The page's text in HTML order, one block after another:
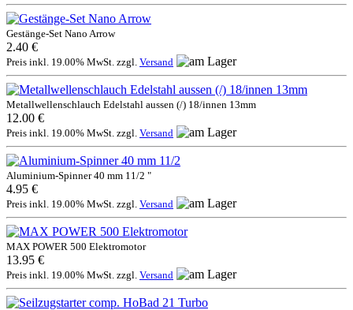
Gestänge-Set Nano Arrow
2.40 €
Preis inkl. 19.00% MwSt. zzgl. Versand
Metallwellenschlauch Edelstahl aussen (/) 18/innen 13mm
12.00 €
Preis inkl. 19.00% MwSt. zzgl. Versand
Aluminium-Spinner 40 mm 11/2 "
4.95 €
Preis inkl. 19.00% MwSt. zzgl. Versand
MAX POWER 500 Elektromotor
13.95 €
Preis inkl. 19.00% MwSt. zzgl. Versand